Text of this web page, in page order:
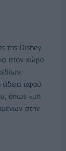
της Disney
στον χώρο
άδεια αφού
όπως «μη
στην